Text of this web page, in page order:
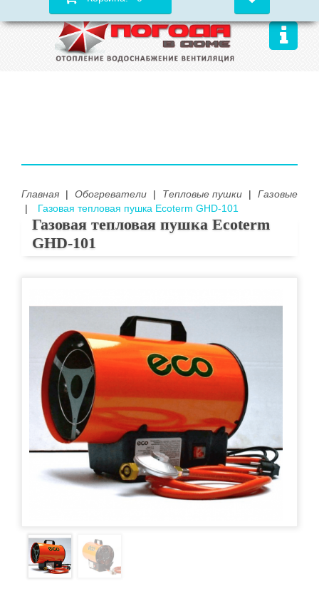
Главная | Обогреватели | Тепловые пушки |
Газовые
|
Газовая тепловая пушка Ecoterm GHD-101
Газовая тепловая пушка Ecoterm
GHD-101